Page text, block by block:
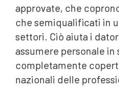
approvate, che
che semiqualificati in
settori. Ciò aiuta i
assumere personale
completamente
nazionali delle